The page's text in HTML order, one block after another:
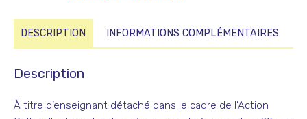
DESCRIPTION INFORMATIONS COMPLÉMENTAIRES
Description
À titre d’enseignant détaché dans le cadre de l’Action